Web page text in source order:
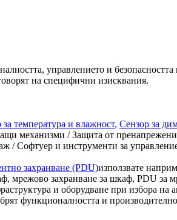
управлението и безопасността
на специфични изисквания.
за температура и влажност, Сензор за
механизми / Защита от
/ Софтуер и инструменти за
захранване (PDU)използвате
мрежово захранване за шкаф, PDU за
и оборудване при избора на
функционалността и